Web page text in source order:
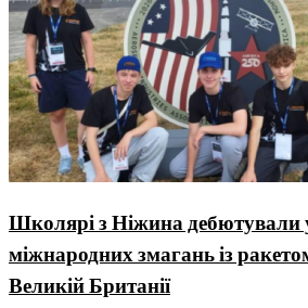
Школярі з Ніжина дебютували
міжнародних змагань із
Великій Британії